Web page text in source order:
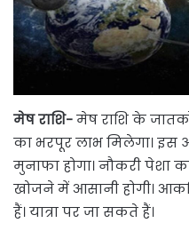
मेष राशि-मेष राशि के
का भरपूर लाभ मिलेगा। इस
मुनाफा होगा। नौकरी पेशा
खोजने में आसानी होगी।
हैं। यात्रा पर जा सकते हैं।